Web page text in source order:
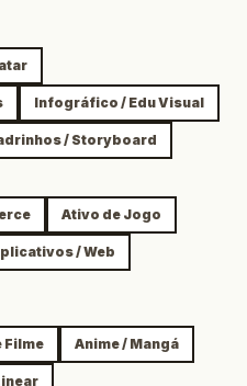
Infográfico / Edu Visual
/ Storyboard
Ativo de Jogo
/ Web
Filme Anime / Mangá